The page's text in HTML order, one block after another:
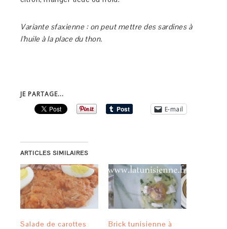
Variante sfaxienne : on peut mettre des sardines à
l’huile à la place du thon.
JE PARTAGE...
E-mail
ARTICLES SIMILAIRES
Salade de carottes
Brick tunisienne à